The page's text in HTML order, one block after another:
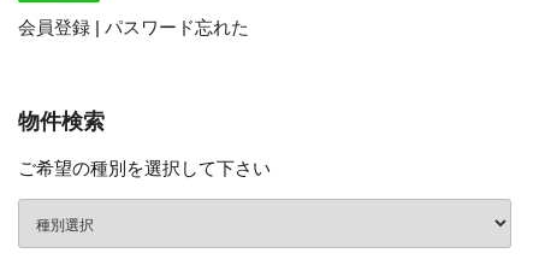
会員登録 | パスワード忘れた
物件検索
ご希望の種別を選択して下さい